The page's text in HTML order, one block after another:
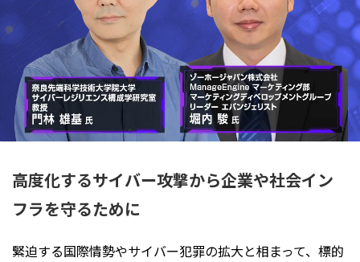
高度化するサイバー攻撃から企業や社会イン
フラを守るために
緊迫する国際情勢やサイバー犯罪の拡大と相まって、標的